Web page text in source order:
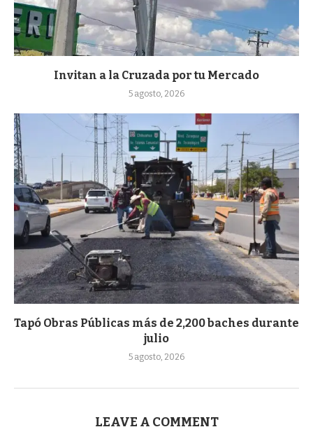
Invitan a la Cruzada por tu Mercado
5 agosto, 2026
Tapó Obras Públicas más de 2,200 baches durante
julio
5 agosto, 2026
LEAVE A COMMENT